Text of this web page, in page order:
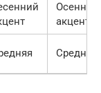
Осенний
акцент
Средняя